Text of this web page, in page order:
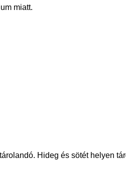
miatt.
Hideg és sötét helyen